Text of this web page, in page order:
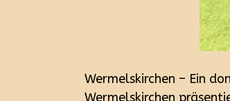
Wermelskirchen – Ein
Wermelskirchen